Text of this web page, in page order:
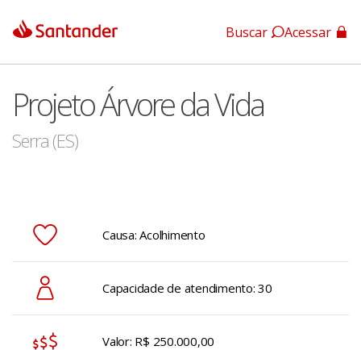
App Santander
App Santander Empresas
Buscar Acessar
Projeto Árvore da Vida
Serra (ES)
Causa: Acolhimento
Capacidade de atendimento: 30
Valor: R$ 250.000,00